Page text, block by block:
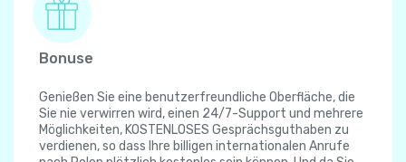
Bonuse
Genießen Sie eine benutzerfreundliche Oberfläche, die
Sie nie verwirren wird, einen 24/7-Support und mehrere
Möglichkeiten, KOSTENLOSES Gesprächsguthaben zu
verdienen, so dass Ihre billigen internationalen Anrufe